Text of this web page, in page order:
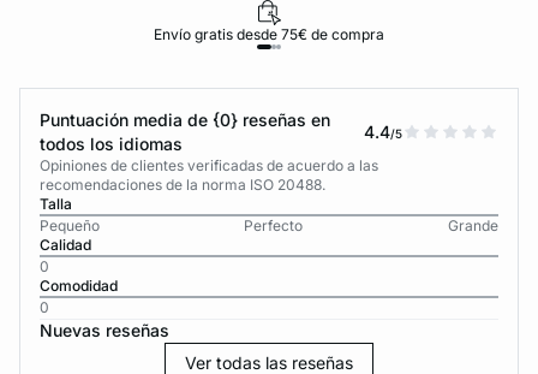
Envío gratis desde 75€ de compra
Puntuación media de {0} reseñas en
todos los idiomas
4.4/5
Opiniones de clientes verificadas de acuerdo a las
recomendaciones de la norma ISO 20488.
Talla
Pequeño
Perfecto
Grande
Calidad
0
Comodidad
0
Nuevas reseñas
Ver todas las reseñas